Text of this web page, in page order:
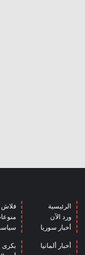
الرئيسية
ورد الآن
أخبار سوريا
فلاش
أخبار ألمانيا
بكرى